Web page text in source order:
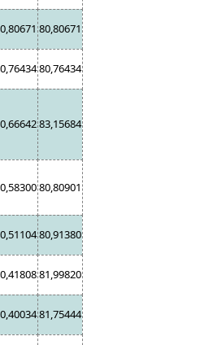
80,80671
80,76434
83,15684
80,80901
80,91380
81,99820
81,75444